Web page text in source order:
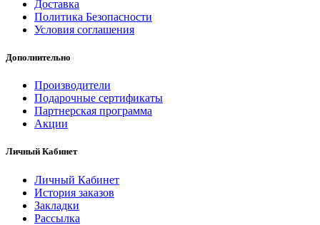
Доставка
Политика Безопасности
Условия соглашения
Дополнительно
Производители
Подарочные сертификаты
Партнерская программа
Акции
Личный Кабинет
Личный Кабинет
История заказов
Закладки
Рассылка